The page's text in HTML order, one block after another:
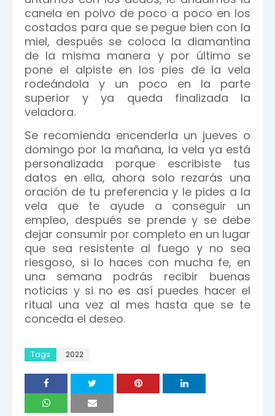
canela en polvo de poco a poco en los
costados para que se pegue bien con la
miel, después se coloca la diamantina
de la misma manera y por último se
pone el alpiste en los pies de la vela
rodeándola y un poco en la parte
superior y ya queda finalizada la
veladora.
Se recomienda encenderla un jueves o
domingo por la mañana, la vela ya está
personalizada porque escribiste tus
datos en ella, ahora solo rezarás una
oración de tu preferencia y le pides a la
vela que te ayude a conseguir un
empleo, después se prende y se debe
dejar consumir por completo en un lugar
que sea resistente al fuego y no sea
riesgoso, si lo haces con mucha fe, en
una semana podrás recibir buenas
noticias y si no es así puedes hacer el
ritual una vez al mes hasta que se te
conceda el deseo.
Tags 2022